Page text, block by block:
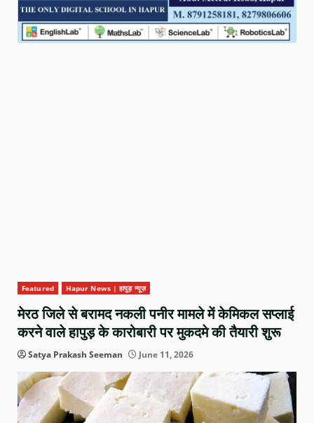
Featured Hapur News | हापुड़ न्यूज़
मेरठ जिले से बरामद नकली पनीर मामले में केमिकल सप्लाई
करने वाले हापुड़ के कारोबारी पर मुकदमे की तैयारी शुरू
Satya Prakash Seeman June 11, 2026